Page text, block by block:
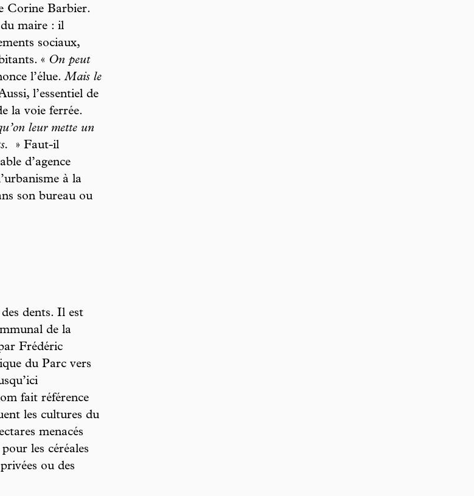
Corine Barbier.
maire : il
sociaux,
« On peut
l’élue.Mais le
l’essentiel de
la voie ferrée.
leur mette un
» Faut-il
d’agence
à la
son bureau ou
dents. Il est
de la
Frédéric
du Parc vers
fait référence
les cultures du
menacés
les céréales
ou des